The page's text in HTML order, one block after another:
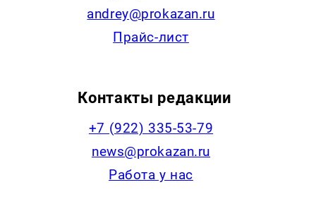
andrey@prokazan.ru
Прайс-лист
Контакты редакции
+7 (922) 335-53-79
news@prokazan.ru
Работа у нас